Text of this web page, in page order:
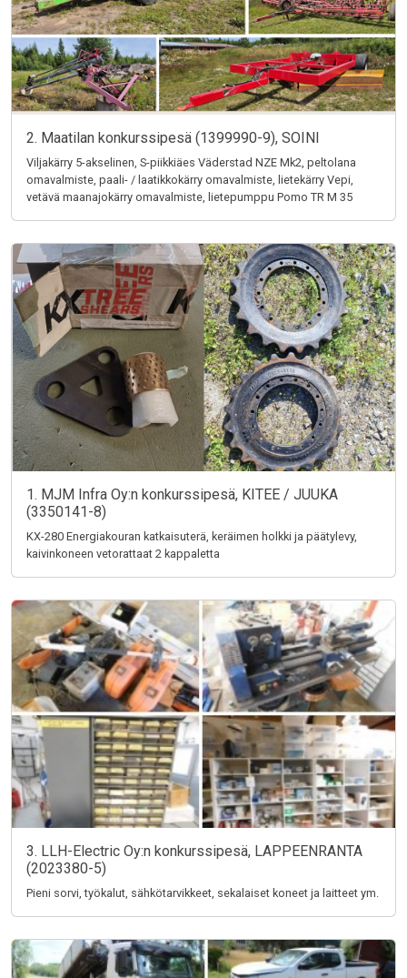
2. Maatilan konkurssipesä (1399990-9), SOINI
Viljakärry 5-akselinen, S-piikkiäes Väderstad NZE Mk2, peltolana
omavalmiste, paali- / laatikkokärry omavalmiste, lietekärry Vepi,
vetävä maanajokärry omavalmiste, lietepumppu Pomo TR M 35
1. MJM Infra Oy:n konkurssipesä, KITEE / JUUKA
(3350141-8)
KX-280 Energiakouran katkaisuterä, keräimen holkki ja päätylevy,
kaivinkoneen vetorattaat 2 kappaletta
3. LLH-Electric Oy:n konkurssipesä, LAPPEENRANTA
(2023380-5)
Pieni sorvi, työkalut, sähkötarvikkeet, sekalaiset koneet ja laitteet ym.